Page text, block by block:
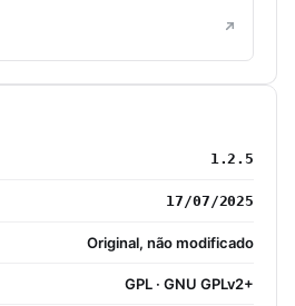
1.2.5
17/07/2025
Original, não modificado
GPL · GNU GPLv2+